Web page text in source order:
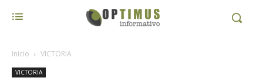
Inicio VICTORIA
VICTORIA